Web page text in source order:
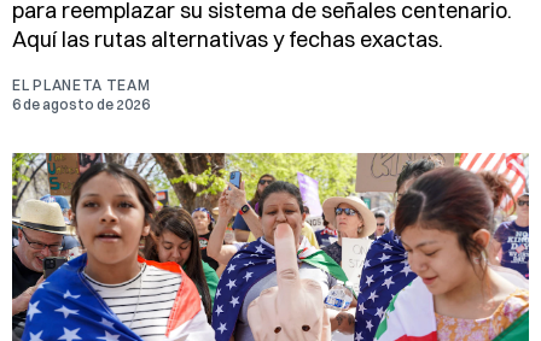
para reemplazar su sistema de señales centenario.
Aquí las rutas alternativas y fechas exactas.
EL PLANETA TEAM
6 de agosto de 2026